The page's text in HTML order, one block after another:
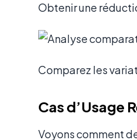
Obtenir une
Comparez les
Cas d’Usage
Voyons comment